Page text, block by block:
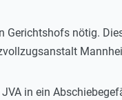
Gerichtshofs nötig.
in ein